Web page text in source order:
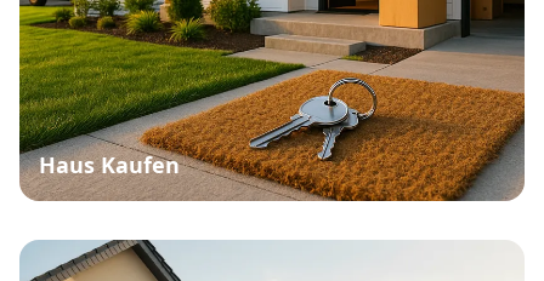
Haus Kaufen